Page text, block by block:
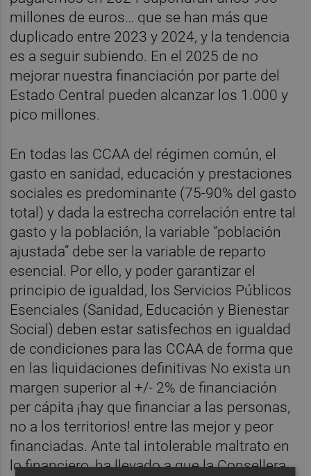
millones de euros… que se han más que
duplicado entre 2023 y 2024, y la tendencia
es a seguir subiendo. En el 2025 de no
mejorar nuestra financiación por parte del
Estado Central pueden alcanzar los 1.000 y
pico millones.
En todas las CCAA del régimen común, el
gasto en sanidad, educación y prestaciones
sociales es predominante (75-90% del gasto
total) y dada la estrecha correlación entre tal
gasto y la población, la variable “población
ajustada” debe ser la variable de reparto
esencial. Por ello, y poder garantizar el
principio de igualdad, los Servicios Públicos
Esenciales (Sanidad, Educación y Bienestar
Social) deben estar satisfechos en igualdad
de condiciones para las CCAA de forma que
en las liquidaciones definitivas No exista un
margen superior al +/- 2% de financiación
per cápita ¡hay que financiar a las personas,
no a los territorios! entre las mejor y peor
financiadas. Ante tal intolerable maltrato en
lo financiero, ha llevado a que la Consellera